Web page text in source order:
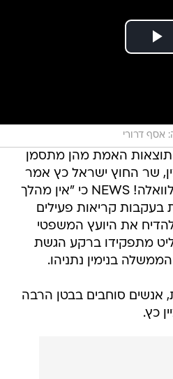
האמת מהן מתסמן
שר החוץ ישראל כץ אמר
הבוקר (שלישי) בריאיון לוואלה! NEWS כי "אין מהלך
קריאות פעילים
את היועץ המשפטי
מתפקידו ברקע הגשת
בנימין נתניהו.
אנשים סוחבים בבטן הרבה
כץ.